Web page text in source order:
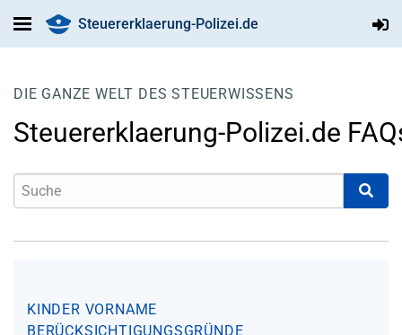
Steuererklaerung-Polizei.de
DIE GANZE WELT DES STEUERWISSENS
Steuererklaerung-Polizei.de
KINDER VORNAME
BERÜCKSICHTIGUNGSGRÜNDE